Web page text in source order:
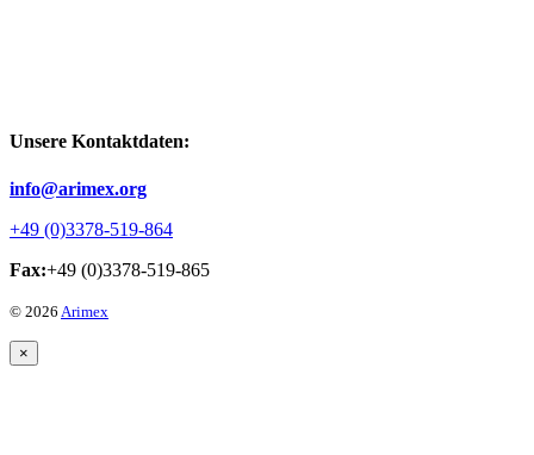
Unsere Kontaktdaten:
info@arimex.org
+49 (0)3378-519-864
Fax:+49 (0)3378-519-865
© 2026 Arimex
×